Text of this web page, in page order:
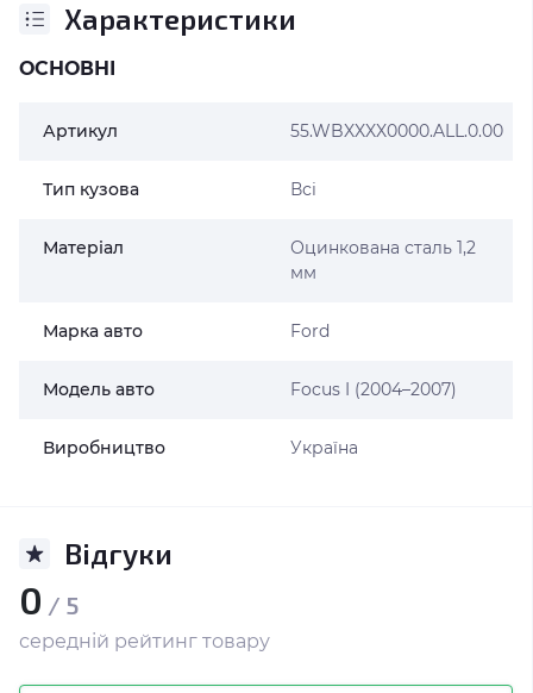
Характеристики
ОСНОВНІ
Артикул 55.WBXXXX0000.ALL.0.00
Тип кузова Всі
Матеріал
Оцинкована сталь 1,2
мм
Марка авто Ford
Модель авто Focus I (2004–2007)
Виробництво Україна
Відгуки
0 / 5
середній рейтинг товару